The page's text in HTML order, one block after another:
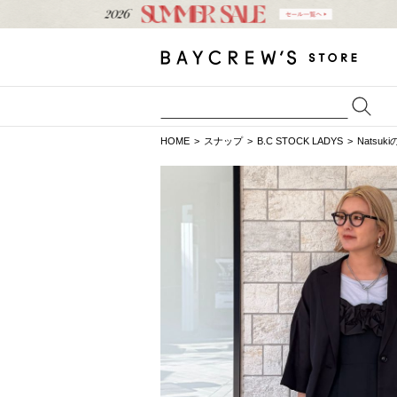
HOME スナップ B.C STOCK LADYS Natsuki